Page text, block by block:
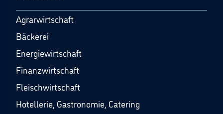
Agrarwirtschaft
Bäckerei
Energiewirtschaft
Finanzwirtschaft
Fleischwirtschaft
Hotellerie, Gastronomie, Catering